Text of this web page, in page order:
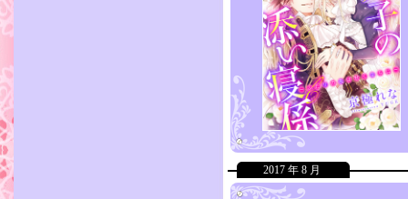
2017 年 8 月